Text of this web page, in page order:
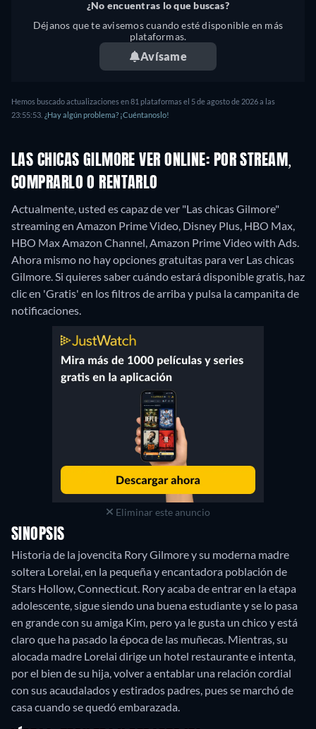
¿No encuentras lo que buscas?
Déjanos que te avisemos cuando esté disponible en más
plataformas.
Avísame
Hemos buscado actualizaciones en 81 plataformas el 5 de agosto de 2026 a las
23:55:53. ¿Hay algún problema? ¡Cuéntanoslo!
LAS CHICAS GILMORE VER ONLINE: POR STREAM,
COMPRARLO O RENTARLO
Actualmente, usted es capaz de ver "Las chicas Gilmore"
streaming en Amazon Prime Video, Disney Plus, HBO Max,
HBO Max Amazon Channel, Amazon Prime Video with Ads.
Ahora mismo no hay opciones gratuitas para ver Las chicas
Gilmore. Si quieres saber cuándo estará disponible gratis, haz
clic en 'Gratis' en los filtros de arriba y pulsa la campanita de
notificaciones.
Eliminar este anuncio
SINOPSIS
Historia de la jovencita Rory Gilmore y su moderna madre
soltera Lorelai, en la pequeña y encantadora población de
Stars Hollow, Connecticut. Rory acaba de entrar en la etapa
adolescente, sigue siendo una buena estudiante y se lo pasa
en grande con su amiga Kim, pero ya le gusta un chico y está
claro que ha pasado la época de las muñecas. Mientras, su
alocada madre Lorelai dirige un hotel restaurante e intenta,
por el bien de su hija, volver a entablar una relación cordial
con sus acaudalados y estirados padres, pues se marchó de
casa cuando se quedó embarazada.